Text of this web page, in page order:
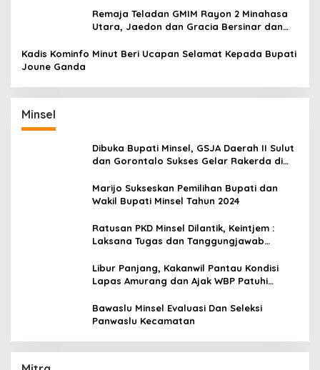
Remaja Teladan GMIM Rayon 2 Minahasa
Utara, Jaedon dan Gracia Bersinar dan
Kadis Kominfo Minut Beri Ucapan Selamat Kepada Bupati
Joune Ganda
Minsel
Dibuka Bupati Minsel, GSJA Daerah II Sulut
dan Gorontalo Sukses Gelar Rakerda di
Marijo Sukseskan Pemilihan Bupati dan
Wakil Bupati Minsel Tahun 2024
Ratusan PKD Minsel Dilantik, Keintjem :
Laksana Tugas dan Tanggungjawab
Libur Panjang, Kakanwil Pantau Kondisi
Lapas Amurang dan Ajak WBP Patuhi
Bawaslu Minsel Evaluasi Dan Seleksi
Panwaslu Kecamatan